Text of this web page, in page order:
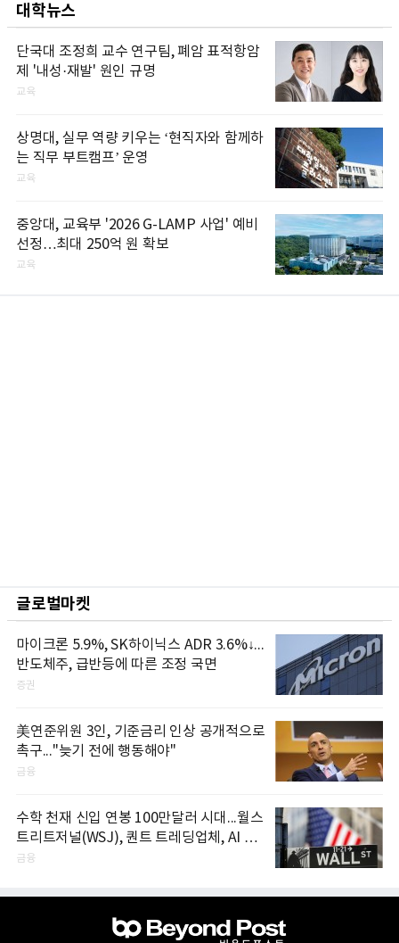
대학뉴스
단국대 조정희 교수 연구팀, 폐암 표적항암
제 '내성·재발' 원인 규명
교육
상명대, 실무 역량 키우는 ‘현직자와 함께하
는 직무 부트캠프’ 운영
교육
중앙대, 교육부 '2026 G-LAMP 사업' 예비
선정…최대 250억 원 확보
교육
글로벌마켓
마이크론 5.9%, SK하이닉스 ADR 3.6%↓...
반도체주, 급반등에 따른 조정 국면
증권
美연준위원 3인, 기준금리 인상 공개적으로
촉구..."늦기 전에 행동해야"
금융
수학 천재 신입 연봉 100만달러 시대...월스
트리트저널(WSJ), 퀀트 트레딩업체, AI 기
업들 인재 확보 경쟁
금융